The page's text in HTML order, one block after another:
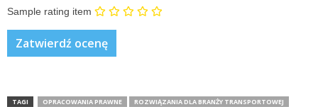
Sample rating item
TAGI OPRACOWANIA PRAWNE
ROZWIĄZANIA DLA BRANŻY TRANSPORTOWEJ